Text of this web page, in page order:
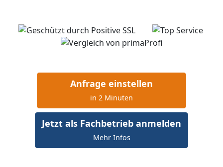
Anfrage einstellen
in 2 Minuten
Jetzt als Fachbetrieb anmelden
Mehr Infos